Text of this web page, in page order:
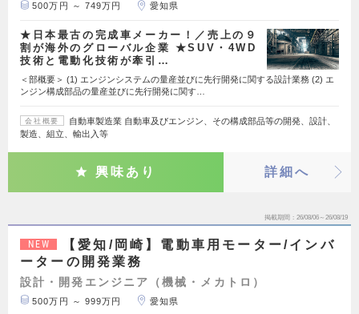
500万円 ～ 749万円 愛知県
★日本最古の完成車メーカー！／売上の９
割が海外のグローバル企業 ★SUV・4WD
技術と電動化技術が牽引…
＜部概要＞ (1) エンジンシステムの量産並びに先行開発に関する設計業務 (2) エ
ンジン構成部品の量産並びに先行開発に関す…
会社概要
自動車製造業 自動車及びエンジン、その構成部品等の開発、設計、
製造、組立、輸出入等
興味あり 詳細へ
掲載期間 26/08/06～26/08/19
NEW
【愛知/岡崎】電動車用モーター/インバ
ーターの開発業務
設計・開発エンジニア（機械・メカトロ）
500万円 ～ 999万円 愛知県